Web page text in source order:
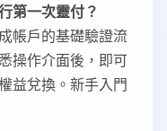
第一次靈付？
帳戶的基礎驗證流
操作介面後，即可
益兌換。新手入門